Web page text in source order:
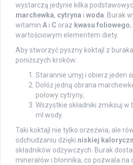
wystarczą jedynie kilka
marchewka, cytryna i woda. Burak
witamin A i C oraz kwasu foliowego
wartościowym elementem diety.
Aby stworzyć pyszny koktajl z
poniższych kroków:
Starannie umyj i obierz jeden
Dołóż jedną obrana
połowy cytryny,
Wszystkie składniki zmiksuj
ml wody.
Taki koktajl nie tylko orzeźwia, ale
odchudzaniu dzięki niskiej
składników odżywczych. Burak
minerałów i błonnika, co pozwala